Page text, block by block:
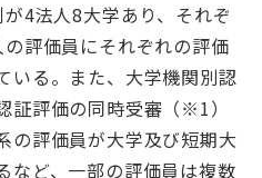
4法人8大学あり、それぞ
評価員にそれぞれの評価
いる。また、大学機関別認
証評価の同時受審（※1）
の評価員が大学及び短期大
など、一部の評価員は複数